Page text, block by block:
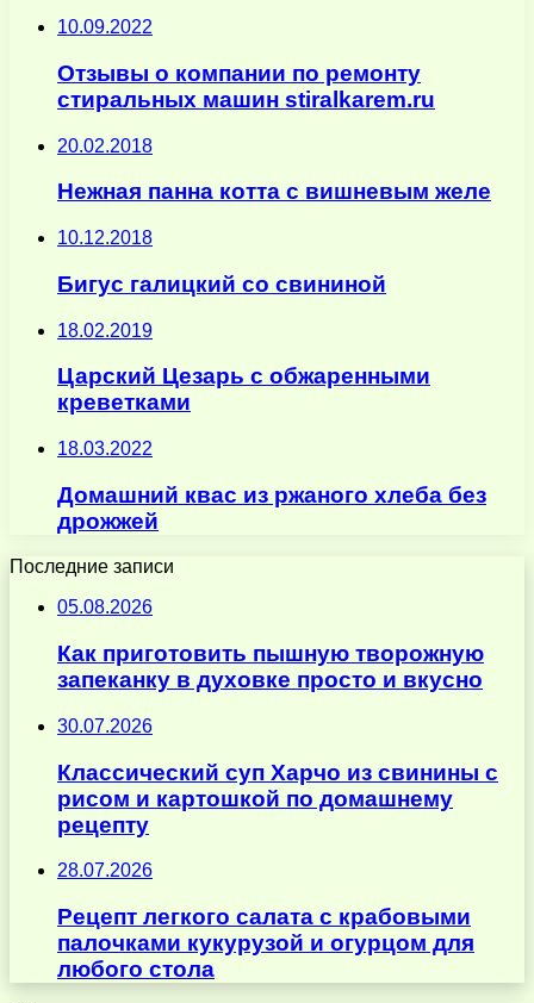
10.09.2022
Отзывы о компании по ремонту
стиральных машин stiralkarem.ru
20.02.2018
Нежная панна котта с вишневым желе
10.12.2018
Бигус галицкий со свининой
18.02.2019
Царский Цезарь с обжаренными
креветками
18.03.2022
Домашний квас из ржаного хлеба без
дрожжей
Последние записи
05.08.2026
Как приготовить пышную творожную
запеканку в духовке просто и вкусно
30.07.2026
Классический суп Харчо из свинины с
рисом и картошкой по домашнему
рецепту
28.07.2026
Рецепт легкого салата с крабовыми
палочками кукурузой и огурцом для
любого стола